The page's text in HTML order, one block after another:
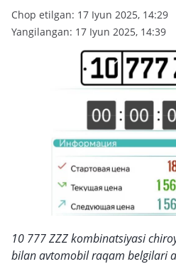
Chop etilgan: 17 Iyun 2025, 14:29
Yangilangan: 17 Iyun 2025, 14:39
10 777 ZZZ kombinatsiyasi
bilan avtomobil raqam belgilari